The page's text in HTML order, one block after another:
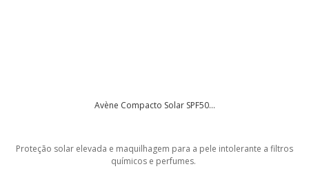
Avène Compacto Solar SPF50...
Proteção solar elevada e maquilhagem para a pele intolerante a filtros
químicos e perfumes.